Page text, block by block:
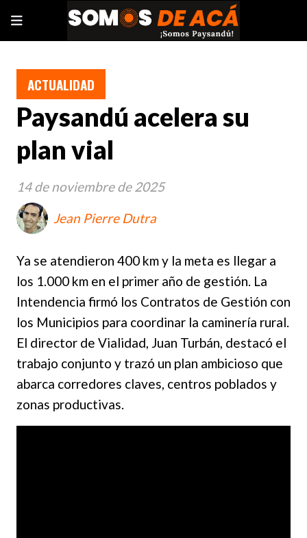
Paysandú acelera su
plan vial
Ya se atendieron 400 km y la meta es llegar a
los 1.000 km en el primer año de gestión. La
Intendencia firmó los Contratos de Gestión con
los Municipios para coordinar la caminería rural.
El director de Vialidad, Juan Turbán, destacó el
trabajo conjunto y trazó un plan ambicioso que
abarca corredores claves, centros poblados y
zonas productivas.
ACTUALIDAD
14 de noviembre de 2025
Jean Pierre Dutra